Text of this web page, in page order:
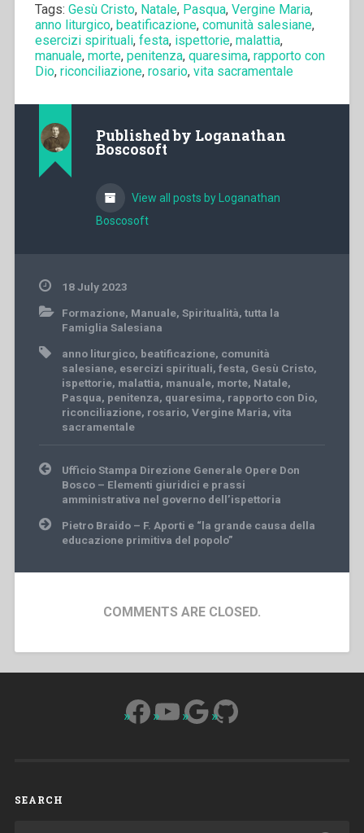
Tags: Gesù Cristo, Natale, Pasqua, Vergine Maria,
anno liturgico, beatificazione, comunità salesiane,
esercizi spirituali, festa, ispettorie, malattia,
manuale, morte, penitenza, quaresima, rapporto con
Dio, riconciliazione, rosario, vita sacramentale
Published by Loganathan
Boscosoft
View all posts by Loganathan
Boscosoft
18 July 2023
Formazione, Manuale, Spiritualità, tutta la
Famiglia Salesiana
anno liturgico, beatificazione, comunità
salesiane, esercizi spirituali, festa, Gesù Cristo,
ispettorie, malattia, manuale, morte, Natale,
Pasqua, penitenza, quaresima, rapporto con Dio,
riconciliazione, rosario, Vergine Maria, vita
sacramentale
Post
navigation
Ufficio Stampa Direzione Generale Opere Don
Bosco – Elementi giuridici e prassi
amministrativa nel governo dell’ispettoria
Pietro Braido – F. Aporti e “la grande causa della
educazione primitiva del popolo”
COMMENTS ARE CLOSED.
Facebook
YouTube
Google
GitHub
SEARCH